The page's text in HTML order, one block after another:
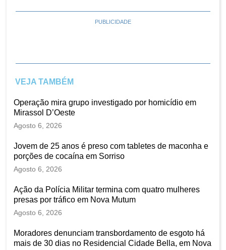
PUBLICIDADE
VEJA TAMBÉM
Operação mira grupo investigado por homicídio em
Mirassol D’Oeste
Agosto 6, 2026
Jovem de 25 anos é preso com tabletes de maconha e
porções de cocaína em Sorriso
Agosto 6, 2026
Ação da Polícia Militar termina com quatro mulheres
presas por tráfico em Nova Mutum
Agosto 6, 2026
Moradores denunciam transbordamento de esgoto há
mais de 30 dias no Residencial Cidade Bella, em Nova